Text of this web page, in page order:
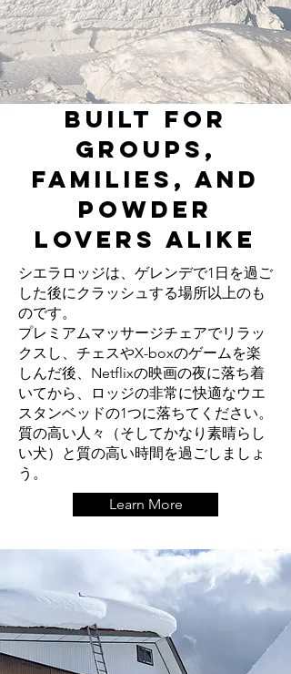
Built for
Groups,
Families, and
Powder
Lovers Alike
シエラロッジは、ゲレンデで1日を過ご
した後にクラッシュする場所以上のも
のです。
プレミアムマッサージチェアでリラッ
クスし、チェスやX-boxのゲームを楽
しんだ後、Netflixの映画の夜に落ち着
いてから、ロッジの非常に快適なウエ
スタンベッドの1つに落ちてください。
質の高い人々（そしてかなり素晴らし
い犬）と質の高い時間を過ごしましょ
う。
Learn More